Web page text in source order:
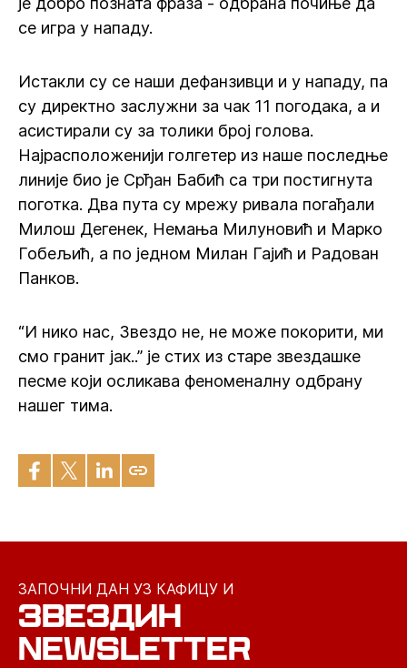
се игра у нападу.
Истакли су се наши дефанзивци и у нападу, па
су директно заслужни за чак 11 погодака, а и
асистирали су за толики број голова.
Најрасположенији голгетер из наше последње
линије био је Срђан Бабић са три постигнута
поготка. Два пута су мрежу ривала погађали
Милош Дегенек, Немања Милуновић и Марко
Гобељић, а по једном Милан Гајић и Радован
Панков.
“И нико нас, Звездо не, не може покорити, ми
смо гранит јак..” је стих из старе звездашке
песме који осликава феноменалну одбрану
нашег тима.
ЗАПОЧНИ ДАН УЗ КАФИЦУ И
ЗВЕЗДИН
NEWSLETTER